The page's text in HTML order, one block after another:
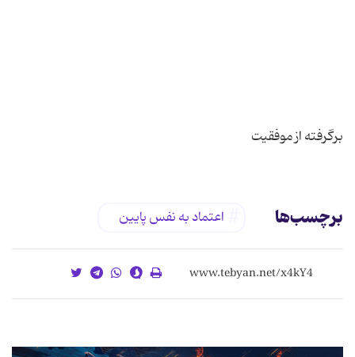
برگرفته از موفقیت
برچسب‌ها اعتماد به نفس پایین